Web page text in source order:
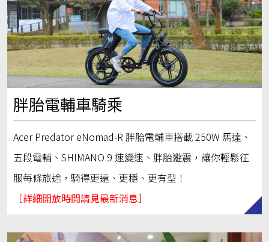
胖胎電輔車騎乘
Acer Predator eNomad-R 胖胎電輔車搭載 250W 馬達、
五段電輔、SHIMANO 9 速變速、胖胎避震，讓你輕鬆征
服每條旅途，騎得更遠、更穩、更有型！
［詳細開放時間請見最新消息］